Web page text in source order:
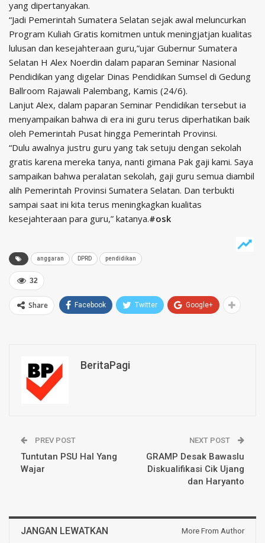
yang dipertanyakan.
“Jadi Pemerintah Sumatera Selatan sejak awal meluncurkan
Program Kuliah Gratis komitmen untuk meningjatjan kualitas
lulusan dan kesejahteraan guru,”ujar Gubernur Sumatera
Selatan H Alex Noerdin dalam paparan Seminar Nasional
Pendidikan yang digelar Dinas Pendidikan Sumsel di Gedung
Ballroom Rajawali Palembang, Kamis (24/6).
Lanjut Alex, dalam paparan Seminar Pendidikan tersebut ia
menyampaikan bahwa di era ini guru terus diperhatikan baik
oleh Pemerintah Pusat hingga Pemerintah Provinsi.
“Dulu awalnya justru guru yang tak setuju dengan sekolah
gratis karena mereka tanya, nanti gimana Pak gaji kami. Saya
sampaikan bahwa peralatan sekolah, gaji guru semua diambil
alih Pemerintah Provinsi Sumatera Selatan. Dan terbukti
sampai saat ini kita terus meningkagkan kualitas
kesejahteraan para guru,” katanya.#osk
anggaran DPRD pendidikan
32
Share Facebook Twitter Google+
BeritaPagi
PREV POST
Tuntutan PSU Hal Yang
Wajar
NEXT POST
GRAMP Desak Bawaslu
Diskualifikasi Cik Ujang
dan Haryanto
JANGAN LEWATKAN More From Author